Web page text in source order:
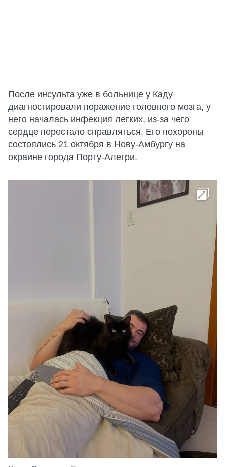
После инсульта уже в больнице у Каду
диагностировали поражение головного мозга, у
него началась инфекция легких, из-за чего
сердце перестало справляться. Его похороны
состоялись 21 октября в Нову-Амбургу на
окраине города Порту-Алегри.